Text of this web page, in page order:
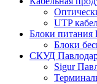
UTP
Блоки питания
Блоки
СКУД
Sigur